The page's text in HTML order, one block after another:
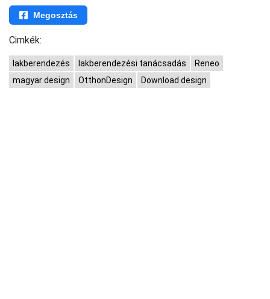
Megosztás
Cimkék:
lakberendezés lakberendezési tanácsadás
Reneo
magyar design
OtthonDesign Download design